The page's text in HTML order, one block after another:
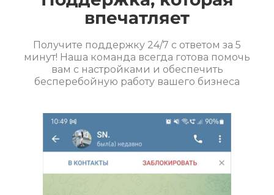
впечатляет
Получите поддержку 24/7 с ответом за 5
минут! Наша команда всегда готова помочь
вам с настройками и обеспечить
бесперебойную работу вашего бизнеса